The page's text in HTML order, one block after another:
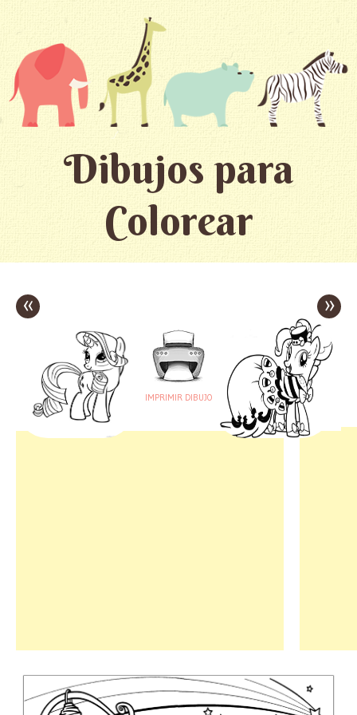
Dibujos para
Colorear
«
IMPRIMIR DIBUJO
»